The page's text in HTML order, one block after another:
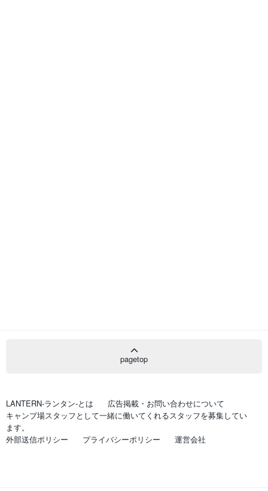
pagetop
LANTERN-ランタン-とは
広告掲載・お問い合わせについて
キャンプ場スタッフとして一緒に働いてくれるスタッフを募集してい
ます。
外部送信ポリシー
プライバシーポリシー 運営会社